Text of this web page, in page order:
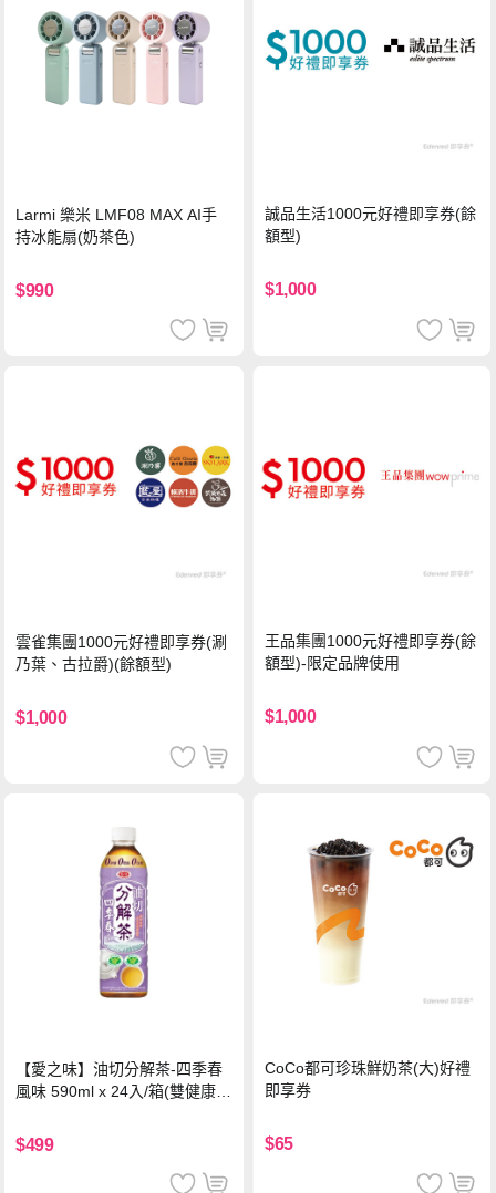
Larmi 樂米 LMF08 MAX AI手
持冰能扇(奶茶色)
$990
誠品生活1000元好禮即享券(餘
額型)
$1,000
雲雀集團1000元好禮即享券(涮
乃葉、古拉爵)(餘額型)
$1,000
王品集團1000元好禮即享券(餘
額型)-限定品牌使用
$1,000
【愛之味】油切分解茶-四季春
風味 590ml x 24入/箱(雙健康認
$499
CoCo都可珍珠鮮奶茶(大)好禮
即享券
$65